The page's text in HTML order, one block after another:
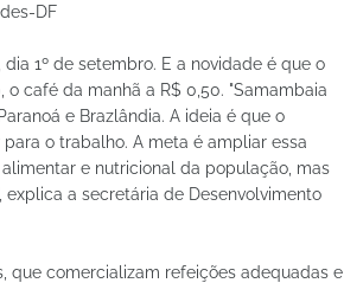
DF
1º de setembro. E a novidade é que o
o café da manhã a R$ 0,50. "Samambaia
e Brazlândia. A ideia é que o
o trabalho. A meta é ampliar essa
e nutricional da população, mas
a secretária de Desenvolvimento
que comercializam refeições adequadas e